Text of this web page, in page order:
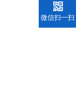
微信扫一扫